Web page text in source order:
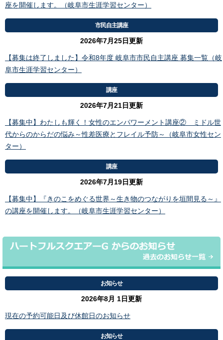
座を開催します。（岐阜市生涯学習センター）
市民自主講座
2026年7月25日更新
【募集は終了しました】令和8年度 岐阜市市民自主講座 募集一覧（岐
阜市生涯学習センター）
講座
2026年7月21日更新
【募集中】わたしも輝く！女性のエンパワーメント講座② ミドル世
代からのからだの悩み～性差医療とフレイル予防～（岐阜市女性セン
ター）
講座
2026年7月19日更新
【募集中】『きのこをめぐる世界～生き物のつながりを垣間見る～』
の講座を開催します。（岐阜市生涯学習センター）
お知らせ
2026年8月 1日更新
現在の予約可能日及び休館日のお知らせ
お知らせ